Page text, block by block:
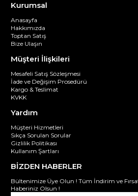
Kurumsal
Anasayfa
Hakkımızda
Toptan Satış
Bize Ulaşın
Müşteri İlişkileri
Mesafeli Satış Sözleşmesi
İade ve Değişim Prosedürü
Kargo & Teslimat
KVKK
Yardım
Müşteri Hizmetleri
Sıkça Sorulan Sorular
Gizlilik Politikası
Kullanım Şartları
BİZDEN HABERLER
Bültenimize Üye Olun ! Tüm İndirim ve
Haberiniz Olsun !